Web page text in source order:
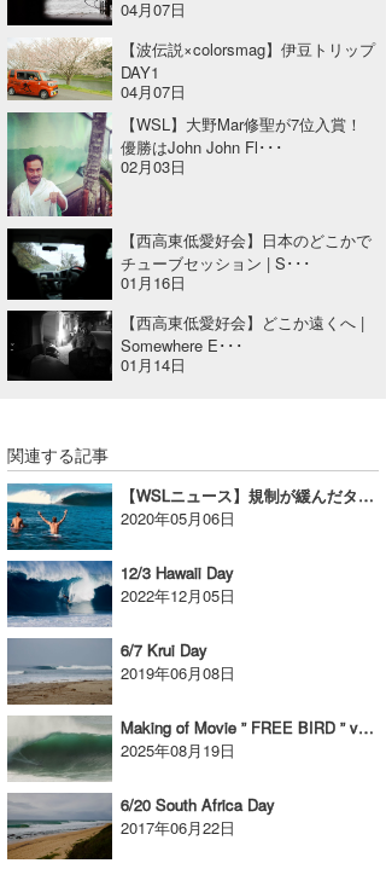
04月07日
【波伝説×colorsmag】伊豆トリップ
DAY1
04月07日
【WSL】大野Mar修聖が7位入賞！
優勝はJohn John Fl･･･
02月03日
【西高東低愛好会】日本のどこかで
チューブセッション | S･･･
01月16日
【西高東低愛好会】どこか遠くへ |
Somewhere E･･･
01月14日
関連する記事
【WSLニュース】規制が緩んだタヒチにサーファーが戻る
2020年05月06日
12/3 Hawaii Day
2022年12月05日
6/7 Krui Day
2019年06月08日
Making of Movie ” FREE BIRD ” vol-2
2025年08月19日
6/20 South Africa Day
2017年06月22日